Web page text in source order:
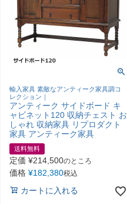
輸入家具 素敵なアンティーク家具調コ
レクション｜
アンティーク サイドボード キ
ャビネット120 収納チェスト お
しゃれ 収納家具 リプロダクト
家具 アンティーク家具
送料無料
定価 ¥214,500のところ
価格 ¥182,380税込
カートに入れる